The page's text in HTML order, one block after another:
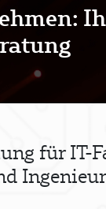
für IT-